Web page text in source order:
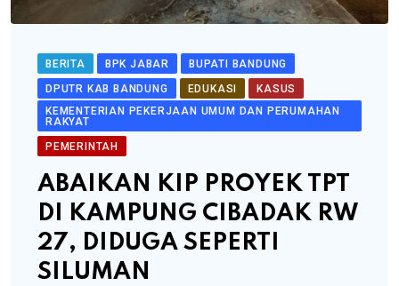
BERITA BPK JABAR
BUPATI BANDUNG
DPUTR KAB BANDUNG
EDUKASI
KASUS
KEMENTERIAN PEKERJAAN UMUM DAN PERUMAHAN
RAKYAT
PEMERINTAH
ABAIKAN KIP PROYEK TPT
DI KAMPUNG CIBADAK RW
27, DIDUGA SEPERTI
SILUMAN